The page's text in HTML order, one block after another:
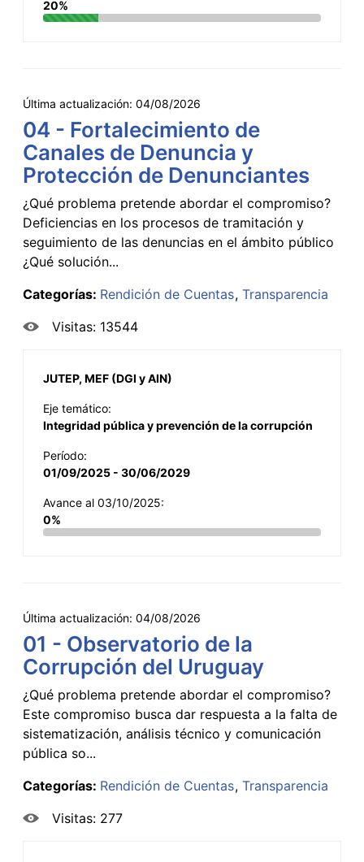
20%
Última actualización: 04/08/2026
04 - Fortalecimiento de
Canales de Denuncia y
Protección de Denunciantes
¿Qué problema pretende abordar el compromiso?
Deficiencias en los procesos de tramitación y
seguimiento de las denuncias en el ámbito público
¿Qué solución...
Categorías: Rendición de Cuentas Transparencia
Visitas: 13544
JUTEP, MEF (DGI y AIN)
Eje temático:
Integridad pública y prevención de la corrupción
Período:
01/09/2025 - 30/06/2029
Avance al 03/10/2025:
0%
Última actualización: 04/08/2026
01 - Observatorio de la
Corrupción del Uruguay
¿Qué problema pretende abordar el compromiso?
Este compromiso busca dar respuesta a la falta de
sistematización, análisis técnico y comunicación
pública so...
Categorías: Rendición de Cuentas Transparencia
Visitas: 277